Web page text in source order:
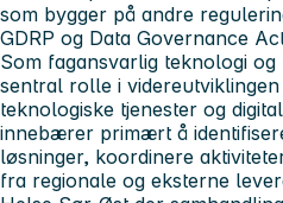
som bygger på andre
GDRP og Data Governance
Som fagansvarlig teknologi
sentral rolle i
teknologiske tjenester og
innebærer primært å
løsninger, koordinere
fra regionale og eksterne